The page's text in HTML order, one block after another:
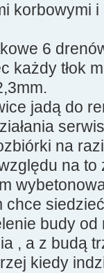
korbowymi i
6
każdy tłok
jadą do
na
na to
chce
budy
, a z budą
kiedy